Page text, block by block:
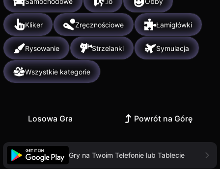
Kliker Zręcznościowe Łamigłówki
Rysowanie Strzelanki Symulacja
Wszystkie kategorie
Losowa Gra Powrót na Górę
Gry na Twoim Telefonie lub Tablecie